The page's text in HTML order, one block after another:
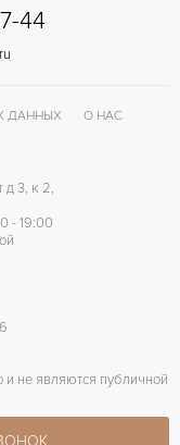
44
ДАННЫХ
О НАС
д 3, к 2,
- 19:00
и не являются публичной